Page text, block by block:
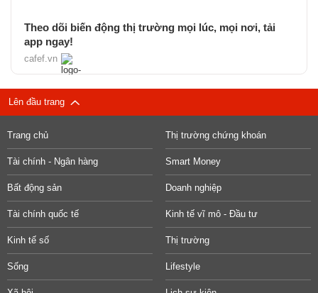
Theo dõi biến động thị trường mọi lúc, mọi nơi, tải
app ngay!
cafef.vn
Lên đầu trang
Trang chủ Thị trường chứng khoán
Tài chính - Ngân hàng Smart Money
Bất động sản Doanh nghiệp
Tài chính quốc tế Kinh tế vĩ mô - Đầu tư
Kinh tế số Thị trường
Sống Lifestyle